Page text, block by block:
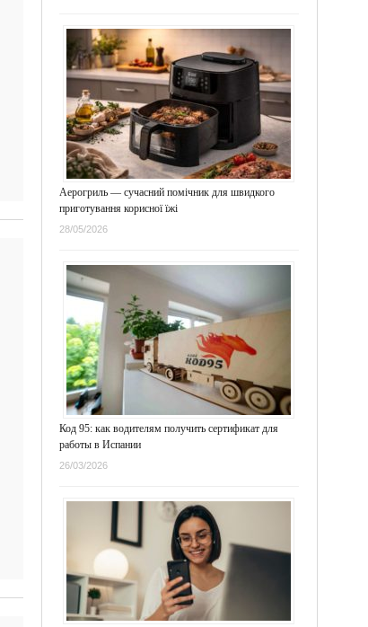
Аерогриль — сучасний помічник для швидкого
приготування корисної їжі
28/05/2026
Код 95: как водителям получить сертификат для
работы в Испании
26/03/2026